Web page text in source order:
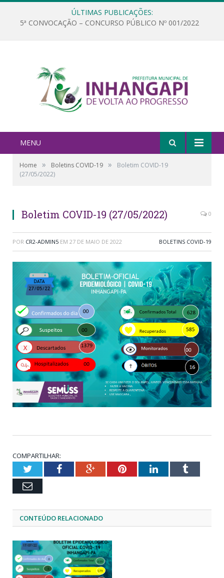
ÚLTIMAS PUBLICAÇÕES:
5ª CONVOCAÇÃO – CONCURSO PÚBLICO Nº 001/2022
MENU
Home » Boletins COVID-19 »
Boletim COVID-19
(27/05/2022)
Boletim COVID-19 (27/05/2022) 0
POR CR2-ADMIN5 EM 27 DE MAIO DE 2022 BOLETINS COVID-19
COMPARTILHAR:
TwitterFacebookGoogle+PinterestLinkedInTumblr
Email
CONTEÚDO RELACIONADO